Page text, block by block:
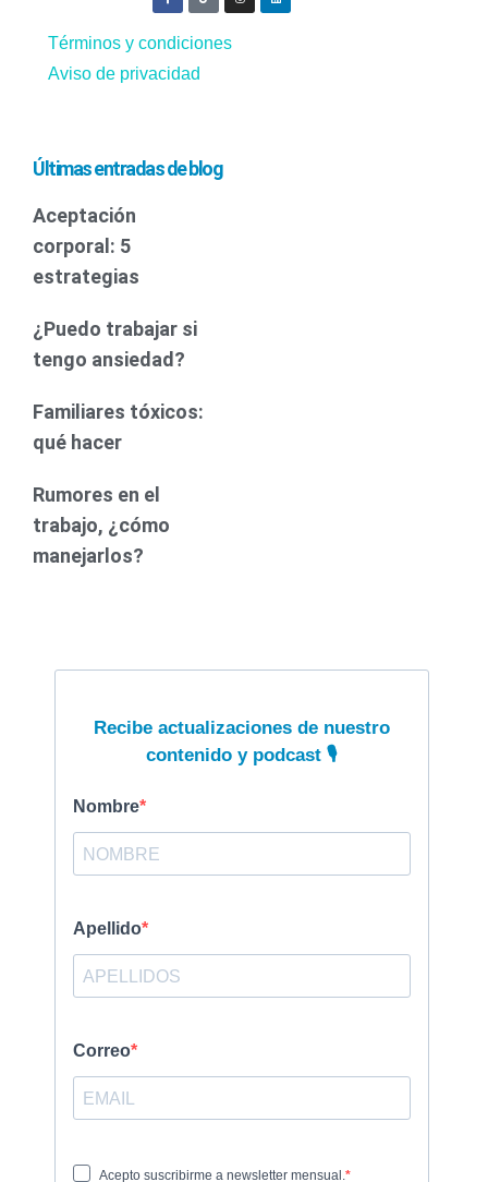
Términos y condiciones
Aviso de privacidad
Últimas entradas de blog
Aceptación
corporal: 5
estrategias
¿Puedo trabajar si
tengo ansiedad?
Familiares tóxicos:
qué hacer
Rumores en el
trabajo, ¿cómo
manejarlos?